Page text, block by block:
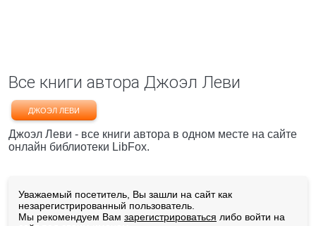
Все книги автора Джоэл Леви
ДЖОЭЛ ЛЕВИ
Джоэл Леви - все книги автора в одном месте на сайте
онлайн библиотеки LibFox.
Уважаемый посетитель, Вы зашли на сайт как
незарегистрированный пользователь.
Мы рекомендуем Вам зарегистрироваться либо войти на